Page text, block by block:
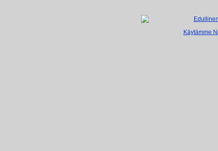
Käytämme